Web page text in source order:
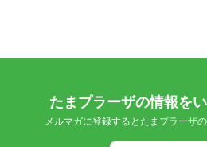
たまプラーザの情報を
メルマガに登録するとたまプラーザ